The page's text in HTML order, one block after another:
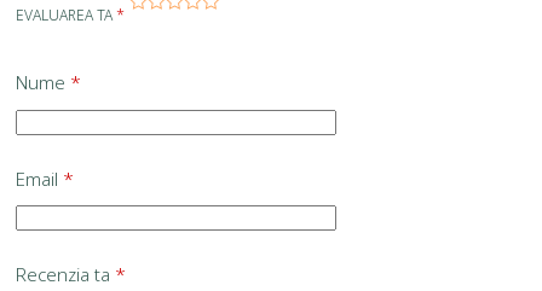
EVALUAREA TA*
Nume *
Email *
Recenzia ta *